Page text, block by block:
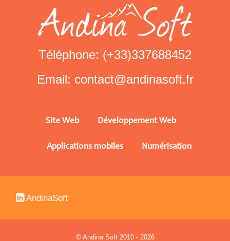
Téléphone: (+33)337688452
Email: contact@andinasoft.fr
Site Web Développement Web
Applications mobiles Numérisation
AndinaSoft
© Andina Soft 2010 - 2026